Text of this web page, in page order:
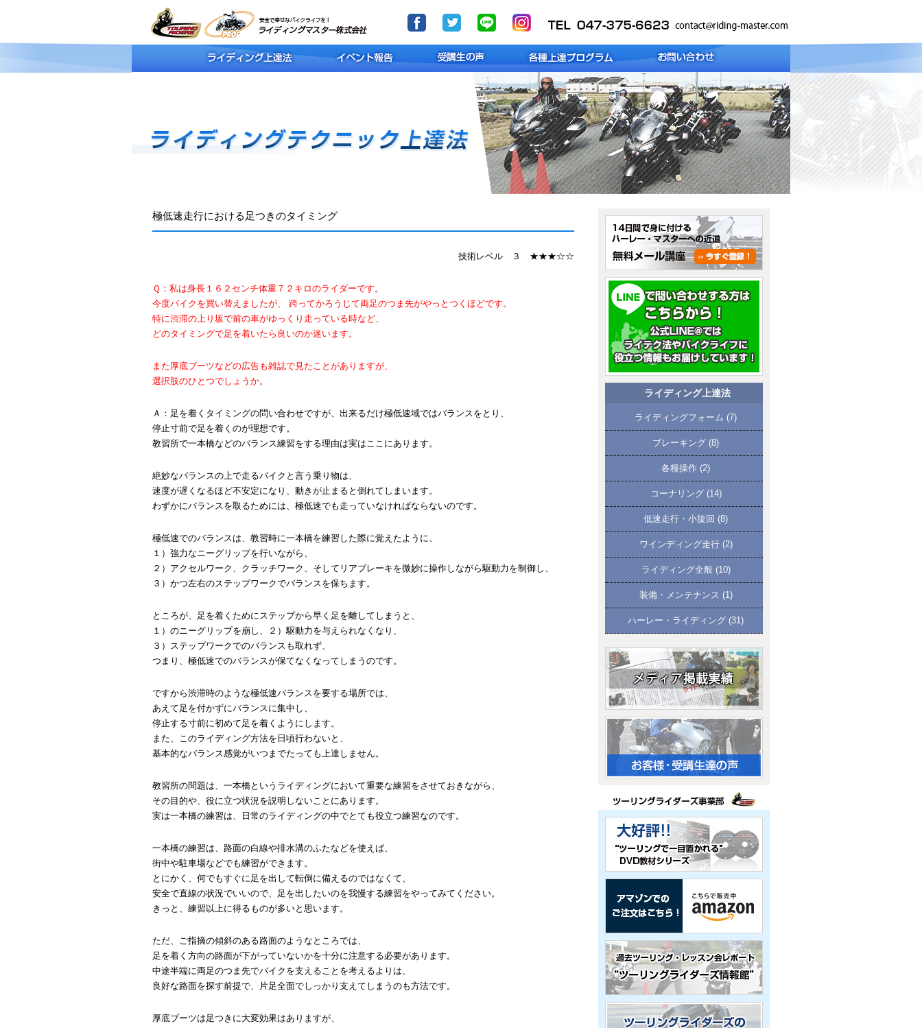
極低速走行における足つきのタイミング
技術レベル ３ ★★★☆☆
Ｑ：私は身長１６２センチ体重７２キロのライダーです。
今度バイクを買い替えましたが、 跨ってかろうじて両足のつま先がやっとつくほどです。
特に渋滞の上り坂で前の車がゆっくり走っている時など、
どのタイミングで足を着いたら良いのか迷います。
また厚底ブーツなどの広告も雑誌で見たことがありますが、
選択肢のひとつでしょうか。
Ａ：足を着くタイミングの問い合わせですが、出来るだけ極低速域ではバランスをとり、
停止寸前で足を着くのが理想です。
教習所で一本橋などのバランス練習をする理由は実はここにあります。
絶妙なバランスの上で走るバイクと言う乗り物は、
速度が遅くなるほど不安定になり、動きが止まると倒れてしまいます。
わずかにバランスを取るためには、極低速でも走っていなければならないのです。
極低速でのバランスは、教習時に一本橋を練習した際に覚えたように、
１）強力なニーグリップを行いながら、
２）アクセルワーク、クラッチワーク、そしてリアブレーキを微妙に操作しながら駆動力を制御し、
３）かつ左右のステップワークでバランスを保ちます。
ところが、足を着くためにステップから早く足を離してしまうと、
１）のニーグリップを崩し、２）駆動力を与えられなくなり、
３）ステップワークでのバランスも取れず、
つまり、極低速でのバランスが保てなくなってしまうのです。
ですから渋滞時のような極低速バランスを要する場所では、
あえて足を付かずにバランスに集中し、
停止する寸前に初めて足を着くようにします。
また、このライディング方法を日頃行わないと、
基本的なバランス感覚がいつまでたっても上達しません。
教習所の問題は、一本橋というライディングにおいて重要な練習をさせておきながら、
その目的や、役に立つ状況を説明しないことにあります。
実は一本橋の練習は、日常のライディングの中でとても役立つ練習なのです。
一本橋の練習は、路面の白線や排水溝のふたなどを使えば、
街中や駐車場などでも練習ができます。
とにかく、何でもすぐに足を出して転倒に備えるのではなくて、
安全で直線の状況でいいので、足を出したいのを我慢する練習をやってみてください。
きっと、練習以上に得るものが多いと思います。
ただ、ご指摘の傾斜のある路面のようなところでは、
足を着く方向の路面が下がっていないかを十分に注意する必要があります。
中途半端に両足のつま先でバイクを支えることを考えるよりは、
良好な路面を探す前提で、片足全面でしっかり支えてしまうのも方法です。
厚底ブーツは足つきに大変効果はありますが、
ライディング上達法
ライディングフォーム (7)
ブレーキング (8)
各種操作 (2)
コーナリング(14)
低速走行・小旋回 (8)
ワインディング走行(2)
ライディング全般 (10)
装備・メンテナンス (1)
ハーレー・ライディング (31)